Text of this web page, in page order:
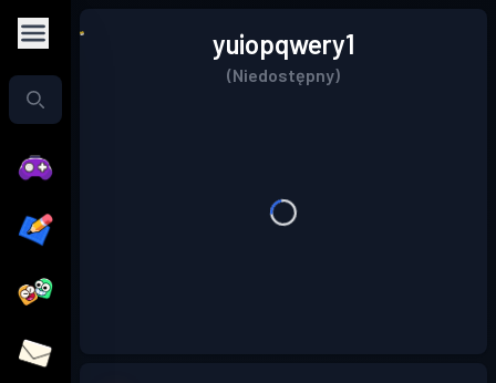
yuiopqwery1
(Niedostępny)